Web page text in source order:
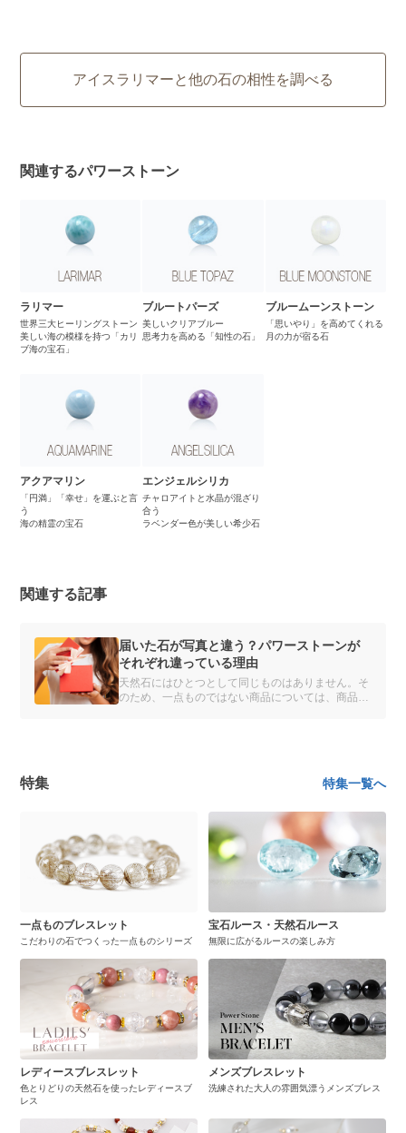
アイスラリマーと他の石の相性を調べる
関連するパワーストーン
ラリマー
世界三大ヒーリングストーン
美しい海の模様を持つ「カリ
ブ海の宝石」
ブルートパーズ
美しいクリアブルー
思考力を高める「知性の石」
ブルームーンストーン
「思いやり」を高めてくれる
月の力が宿る石
アクアマリン
「円満」「幸せ」を運ぶと言
う
海の精霊の宝石
エンジェルシリカ
チャロアイトと水晶が混ざり
合う
ラベンダー色が美しい希少石
関連する記事
届いた石が写真と違う？パワーストーンが
それぞれ違っている理由
天然石にはひとつとして同じものはありません。そ
のため、一点ものではない商品については、商品写
特集 特集一覧へ
一点ものブレスレット
こだわりの石でつくった一点ものシリーズ
宝石ルース・天然石ルース
無限に広がるルースの楽しみ方
レディースブレスレット
色とりどりの天然石を使ったレディースブ
レス
メンズブレスレット
洗練された大人の雰囲気漂うメンズブレス